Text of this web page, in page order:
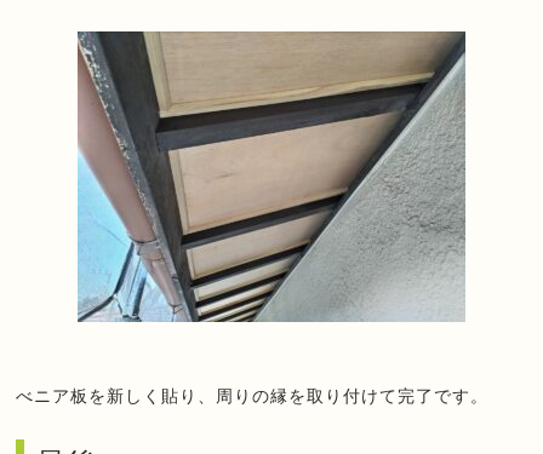
べニア板を新しく貼り、周りの縁を取り付けて完了です。